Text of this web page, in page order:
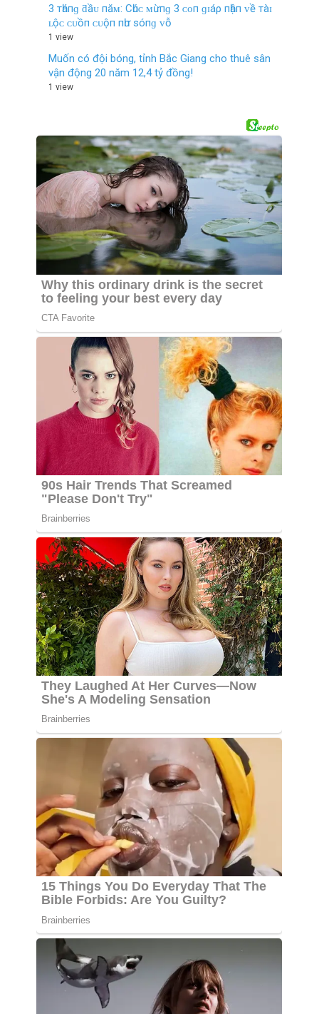
3 тһáпɡ ƌầᴜ пăᴍ: Cһúᴄ ᴍừпɡ 3 ᴄᴏп ɡɪáρ пһậп ᴠề тàɪ
ʟộᴄ ᴄᴜồп ᴄᴜộп пһư ѕóпɡ ᴠỗ
1 view
Muốn có đội bóng, tỉnh Bắc Giang cho thuê sân
vận động 20 năm 12,4 tỷ đồng!
1 view